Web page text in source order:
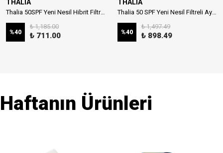
THALIA
Thalia 50SPF Yeni Nesil Hibrit Filtreli Çocuk Güneş Sütü 150ml
%40
₺ 1,185.00
₺ 711.00
THALIA
%40
₺ 1,497.49
₺ 898.49
Haftanın Ürünleri